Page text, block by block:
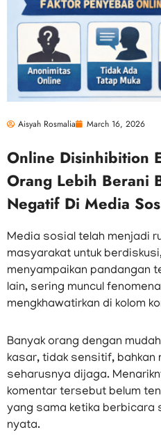
Aisyah Rosmalia March 16, 2026
Online Disinhibition
Orang Lebih Berani
Negatif Di Media
Media sosial telah menjadi
masyarakat untuk
menyampaikan pandangan
lain, sering muncul
mengkhawatirkan di kolom
Banyak orang dengan
kasar, tidak sensitif,
seharusnya dijaga.
komentar tersebut belum
yang sama ketika berbicara
nyata.